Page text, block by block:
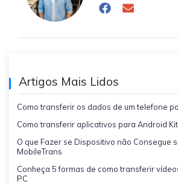
Artigos Mais Lidos
Como transferir os dados de um telefone
Como transferir aplicativos para Android
O que Fazer se Dispositivo não Consegue
MobileTrans
Conheça 5 formas de como transferir
PC